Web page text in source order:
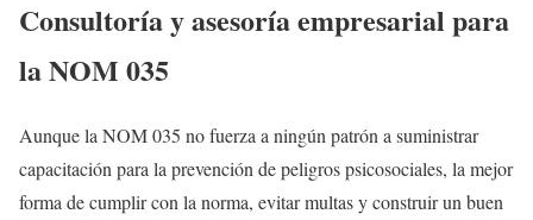
Consultoría y asesoría empresarial para
la NOM 035
Aunque la NOM 035 no fuerza a ningún patrón a suministrar
capacitación para la prevención de peligros psicosociales, la mejor
forma de cumplir con la norma, evitar multas y construir un buen